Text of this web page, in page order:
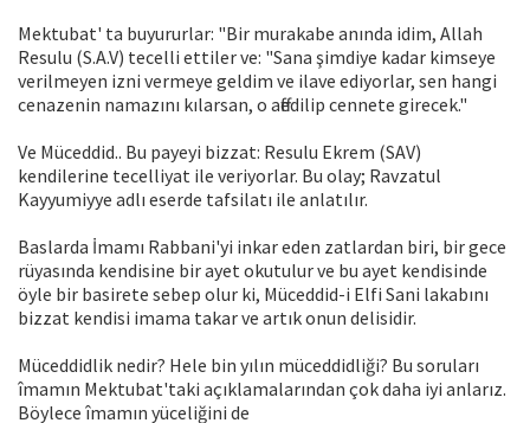
Mektubat' ta buyururlar: "Bir murakabe anında idim, Allah
Resulu (S.A.V) tecelli ettiler ve: "Sana şimdiye kadar kimseye
verilmeyen izni vermeye geldim ve ilave ediyorlar, sen hangi
cenazenin namazını kılarsan, o affedilip cennete girecek."
Ve Müceddid.. Bu payeyi bizzat: Resulu Ekrem (SAV)
kendilerine tecelliyat ile veriyorlar. Bu olay; Ravzatul
Kayyumiyye adlı eserde tafsilatı ile anlatılır.
Baslarda İmamı Rabbani'yi inkar eden zatlardan biri, bir gece
rüyasında kendisine bir ayet okutulur ve bu ayet kendisinde
öyle bir basirete sebep olur ki, Müceddid-i Elfi Sani lakabını
bizzat kendisi imama takar ve artık onun delisidir.
Müceddidlik nedir? Hele bin yılın müceddidliği? Bu soruları
îmamın Mektubat'taki açıklamalarından çok daha iyi anlarız.
Böylece îmamın yüceliğini de